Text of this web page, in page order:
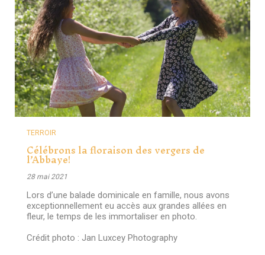
TERROIR
Célébrons la floraison des vergers de
l’Abbaye!
28 mai 2021
Lors d’une balade dominicale en famille, nous avons
exceptionnellement eu accès aux grandes allées en
fleur, le temps de les immortaliser en photo.
Crédit photo : Jan Luxcey Photography